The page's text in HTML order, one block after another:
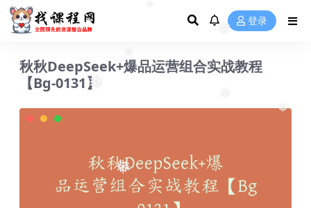
❅
❅
❅
❅
❅ 登录
秋秋DeepSeek+爆品运营组合实战教程
【Bg-0131】